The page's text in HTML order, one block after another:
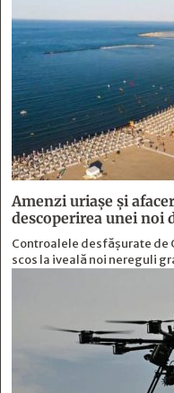
Amenzi uriașe și
descoperirea unei noi
Controalele desfășurate de
scos la iveală noi nereguli